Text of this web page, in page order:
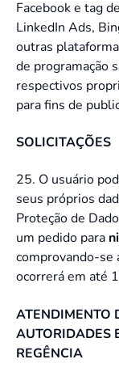
Facebook e tag
LinkedIn Ads,
outras
de programação
respectivos
para fins de
SOLICITAÇÕES
25. O usuário
seus próprios
Proteção de
um pedido para
comprovando-se
ocorrerá em até
ATENDIMENTO
AUTORIDADES
REGÊNCIA